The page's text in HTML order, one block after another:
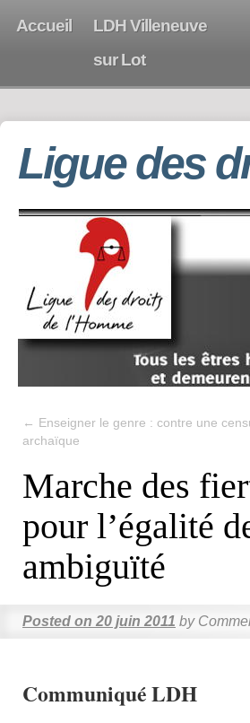
Accueil
LDH Villeneuve
sur Lot
Ligue des
← Enseigner le genre : contre une
archaïque
Marche des
pour l’égalité
ambiguïté
Posted on 20 juin 2011 by
Communiqué LDH